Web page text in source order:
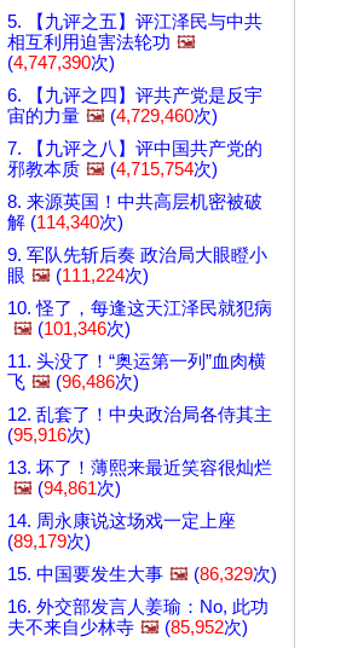
5. 【九评之五】评江泽民与中共
相互利用迫害法轮功 🖼️
(4,747,390次)
6. 【九评之四】评共产党是反宇
宙的力量 🖼️ (4,729,460次)
7. 【九评之八】评中国共产党的
邪教本质 🖼️ (4,715,754次)
8. 来源英国！中共高层机密被破
解 (114,340次)
9. 军队先斩后奏 政治局大眼瞪小
眼 🖼️ (111,224次)
10. 怪了，每逢这天江泽民就犯病
🖼️ (101,346次)
11. 头没了！“奥运第一列”血肉横
飞 🖼️ (96,486次)
12. 乱套了！中央政治局各侍其主
(95,916次)
13. 坏了！薄熙来最近笑容很灿烂
🖼️ (94,861次)
14. 周永康说这场戏一定上座
(89,179次)
15. 中国要发生大事 🖼️ (86,329次)
16. 外交部发言人姜瑜：No, 此功
夫不来自少林寺 🖼️ (85,952次)